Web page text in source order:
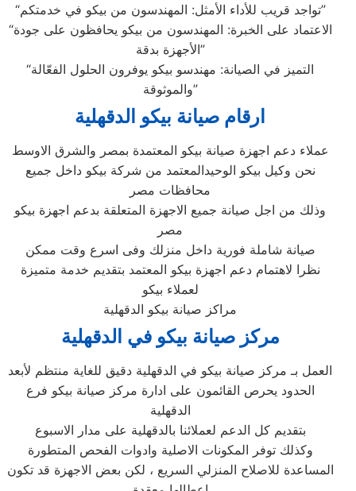
“تواجد قريب للأداء الأمثل: المهندسون من بيكو في خدمتكم”
“الاعتماد على الخبرة: المهندسون من بيكو يحافظون على جودة
الأجهزة بدقة”
“التميز في الصيانة: مهندسو بيكو يوفرون الحلول الفعّالة
والموثوقة”
ارقام صيانة بيكو الدقهلية
عملاء دعم اجهزة صيانة بيكو المعتمدة بمصر والشرق الاوسط
نحن وكيل بيكو الوحيدالمعتمد من شركة بيكو داخل جميع
محافظات مصر
وذلك من اجل صيانة جميع الاجهزة المتعلقة بدعم اجهزة بيكو
مصر
صيانة شاملة فورية داخل منزلك وفى اسرع وقت ممكن
نظرا لاهتمام دعم اجهزة بيكو المعتمد بتقديم خدمة متميزة
لعملاء بيكو
مراكز صيانة بيكو الدقهلية
مركز صيانة بيكو في الدقهلية
العمل بـ مركز صيانة بيكو في الدقهلية دقيق للغاية منتظم لأبعد
الحدود يحرص القائمون على ادارة مركز صيانة بيكو فرع
الدقهلية
بتقديم كل الدعم لعملائنا بالدقهلية على مدار الاسبوع
وكذلك توفر المكونات الاصلية وادوات الفحص المتطورة
المساعدة للاصلاح المنزلي السريع ، لكن بعض الاجهزة قد تكون